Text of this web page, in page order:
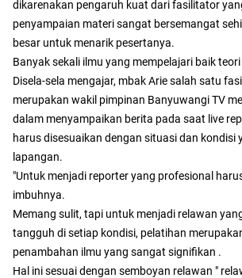
dikarenakan pengaruh kuat dari fasilitator
penyampaian materi sangat bersemangat
besar untuk menarik pesertanya.
Banyak sekali ilmu yang mempelajari baik
Disela-sela mengajar, mbak Arie salah satu
merupakan wakil pimpinan Banyuwangi TV
dalam menyampaikan berita pada saat live
harus disesuaikan dengan situasi dan kondisi
lapangan.
"Untuk menjadi reporter yang profesional
imbuhnya.
Memang sulit, tapi untuk menjadi relawan
tangguh di setiap kondisi, pelatihan
penambahan ilmu yang sangat signifikan .
Hal ini sesuai dengan semboyan relawan "